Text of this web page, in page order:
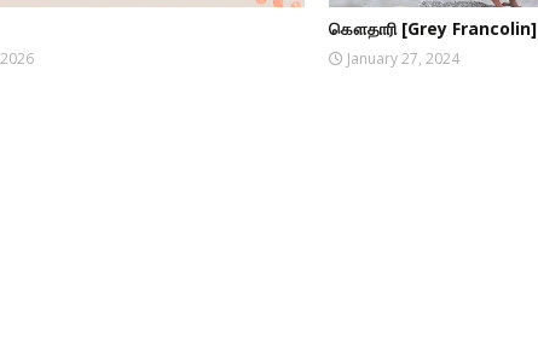
கௌதாரி [Grey Francolin]
January 27, 2024